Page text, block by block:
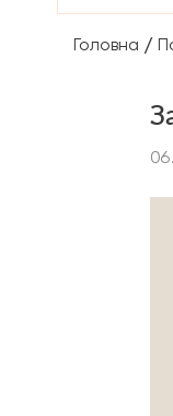
Головна /